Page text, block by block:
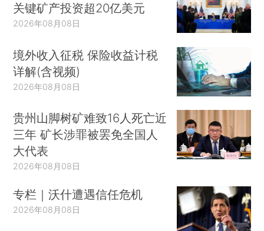
关键矿产投资超20亿美元
2026年08月08日
境外收入征税 保险收益计税
详解(含视频)
2026年08月08日
贵州山脚树矿难致16人死亡近
三年 矿长涉罪被罢免全国人
大代表
2026年08月08日
专栏｜沃什遭遇信任危机
2026年08月08日